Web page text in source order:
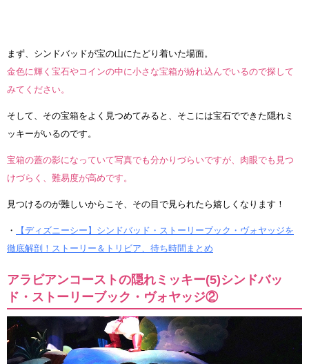
まず、シンドバッドが宝の山にたどり着いた場面。
金色に輝く宝石やコインの中に小さな宝箱が紛れ込んでいるので探して
みてください。
そして、その宝箱をよく見つめてみると、そこには宝石でできた隠れミ
ッキーがいるのです。
宝箱の蓋の影になっていて写真でも分かりづらいですが、肉眼でも見つ
けづらく、難易度が高めです。
見つけるのが難しいからこそ、その目で見られたら嬉しくなります！
・
【ディズニーシー】シンドバッド・ストーリーブック・ヴォヤッジを
徹底解剖！ストーリー＆トリビア、待ち時間まとめ
アラビアンコーストの隠れミッキー(5)シンドバッ
ド・ストーリーブック・ヴォヤッジ②